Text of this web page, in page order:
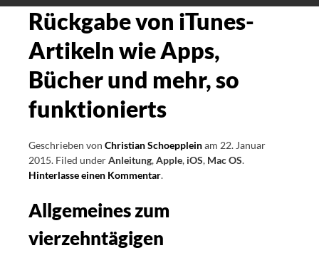
MENU
Rückgabe von iTunes-
Artikeln wie Apps,
Bücher und mehr, so
funktionierts
Geschrieben von Christian Schoeppleinam 22. Januar
2015. Filed underAnleitung,Apple, iOS, Mac OS.
Hinterlasse einen Kommentaron
von
iTunes-
Artikeln
.
Allgemeines zum
vierzehntägigen